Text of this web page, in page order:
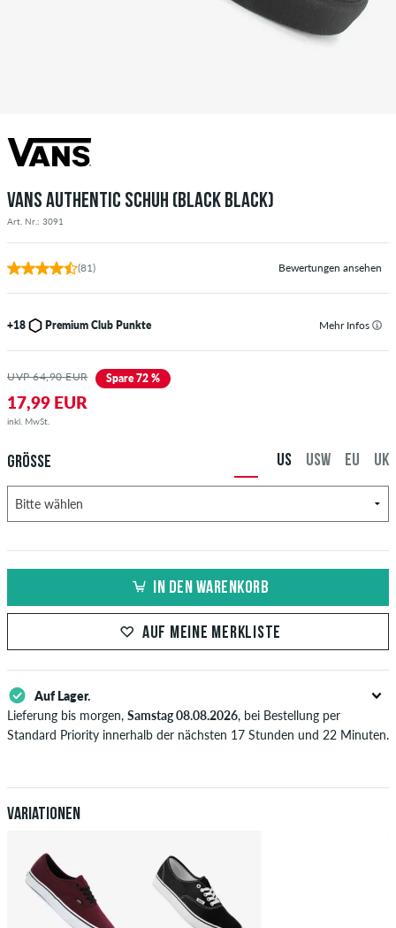
VANS AUTHENTIC SCHUH (BLACK BLACK)
Art. Nr.: 3091
(81) Bewertungen ansehen
+18 Premium Club Punkte Mehr Infos
UVP 64,90 EUR Spare 72 %
17,99 EUR
inkl. MwSt.
GRÖSSE UK
EU
USW
US
IN DEN WARENKORB
AUF MEINE MERKLISTE
Auf Lager.
Lieferung bis morgen, Samstag 08.08.2026, bei Bestellung per
Standard Priority innerhalb der nächsten 17 Stunden und 22 Minuten.
Variationen